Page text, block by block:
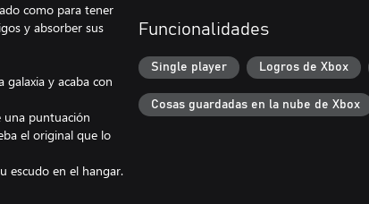
como para tener
y absorber sus
y acaba con
una puntuación
el original que lo
escudo en el hangar.
Funcionalidades
Single player Logros de Xbox
Cosas guardadas en la nube de Xbox